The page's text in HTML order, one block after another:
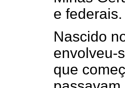
e federais.
Nascido
envolveu-
que